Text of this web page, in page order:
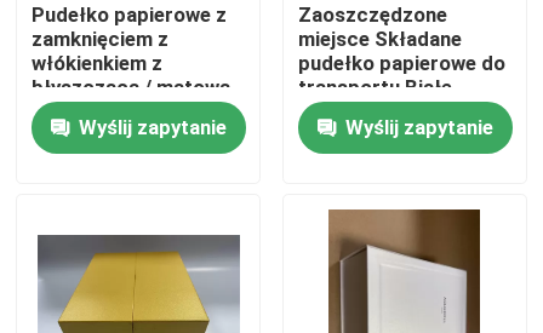
Kontrola jakości
Skontaktuj się z nami
Poproś o wycenę
Papierowe pudełko upominkowe
Pudełko papierowe z
zamknięciem z
włókienkiem z
błyszczącą / matową
laminacją
Wyślij zapytanie
Zaoszczędzone
miejsce Składane
pudełko papierowe do
transportu Białe
Wyślij zapytanie